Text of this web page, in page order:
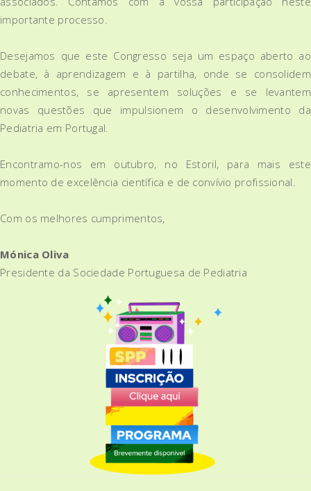
importante processo.
Desejamos que este Congresso seja um espaço aberto ao
debate, à aprendizagem e à partilha, onde se consolidem
conhecimentos, se apresentem soluções e se levantem
novas questões que impulsionem o desenvolvimento da
Pediatria em Portugal.
Encontramo-nos em outubro, no Estoril, para mais este
momento de excelência científica e de convívio profissional.
Com os melhores cumprimentos,
Mónica Oliva
Presidente da Sociedade Portuguesa de Pediatria